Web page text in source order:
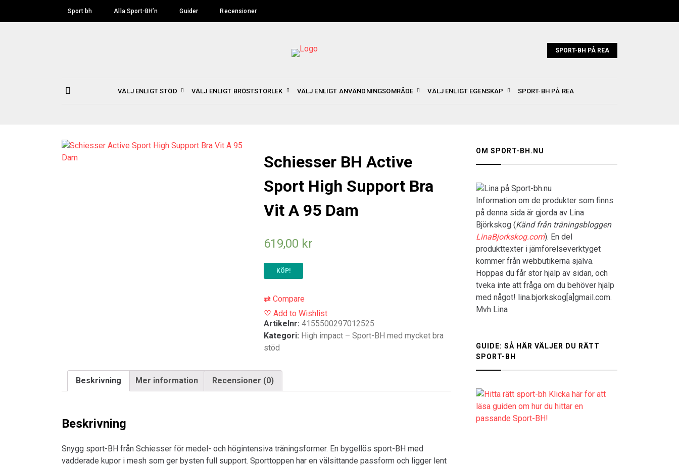
Sport bh Alla Sport-BH’n Guider Recensioner
SPORT-BH PÅ REA
VÄLJ ENLIGT STÖD VÄLJ ENLIGT BRÖSTSTORLEK VÄLJ ENLIGT ANVÄNDNINGSOMRÅDE VÄLJ ENLIGT EGENSKAP SPORT-BH PÅ REA
Schiesser BH Active
Sport High Support Bra
Vit A 95 Dam
619,00 kr
KÖP!
⇄ Compare
♡ Add to Wishlist
Artikelnr:4155500297012525
Kategori: High impact – Sport-BH med mycket bra
stöd
Beskrivning Mer information Recensioner (0)
Beskrivning
Snygg sport-BH från Schiesser för medel- och högintensiva träningsformer. En bygellös sport-BH med
vadderade kupor i mesh som ger bysten full support. Sporttoppen har en välsittande passform och ligger lent
OM SPORT-BH.NU
Information om de produkter som finns
på denna sida är gjorda av Lina
Björkskog (Känd från träningsbloggen
LinaBjorkskog.com). En del
produkttexter i jämförelseverktyget
kommer från webbutikerna själva.
Hoppas du får stor hjälp av sidan, och
tveka inte att fråga om du behöver hjälp
med något! lina.bjorkskog[a]gmail.com.
Mvh Lina
GUIDE: SÅ HÄR VÄLJER DU RÄTT
SPORT-BH
Klicka här för att
läsa guiden om hur du hittar en
passande Sport-BH!